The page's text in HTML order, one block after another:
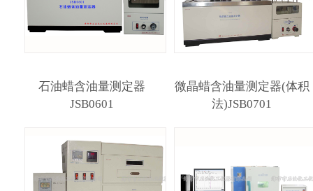
石油蜡含油量测定器
JSB0601
微晶蜡含油量测定器(体积
法)JSB0701